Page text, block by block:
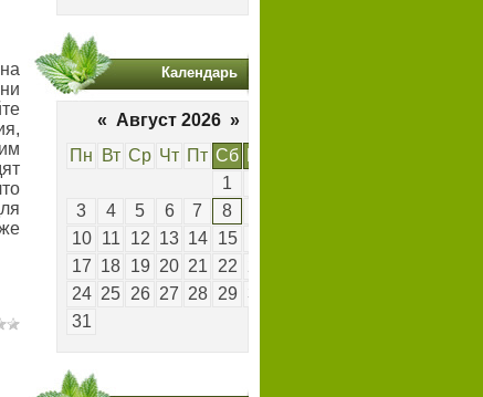
Календарь
« Август 2026 »
Пн
Вт Ср Чт Пт Сб
1
3
4 5 6 7 8
10
11 12 13 14 15
17 18 19 20 21 22
24 25 26 27 28 29 30
31